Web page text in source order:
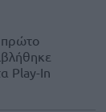
πρώτο
Play-In